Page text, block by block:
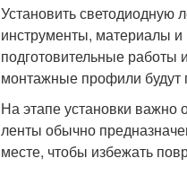
Установить светодиодную
инструменты, материалы и
подготовительные работы
монтажные профили
На этапе установки важно
ленты обычно
месте, чтобы избежать